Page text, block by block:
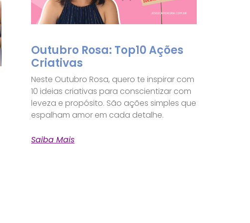
Outubro Rosa: Top10 Ações
Criativas
Neste Outubro Rosa, quero te inspirar com
10 ideias criativas para conscientizar com
leveza e propósito. São ações simples que
espalham amor em cada detalhe.
Saiba Mais